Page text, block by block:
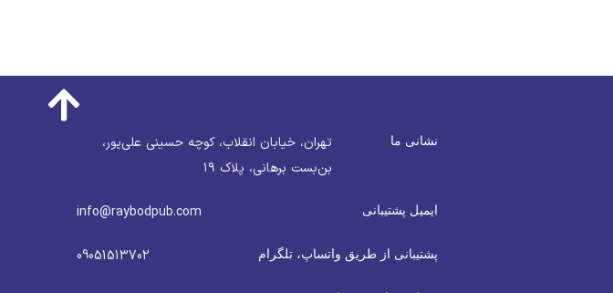
نشانی ما
تهران، خیابان انقلاب، کوچه حسینی علی‌پور،
بن‌بست برهانی، پلاک ۱۹
ایمیل پشتیبانی info@raybodpub.com
پشتیبانی از طریق واتساپ، تلگرام 09051513702